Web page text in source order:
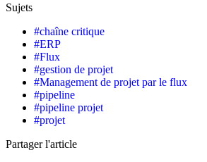
Sujets
#chaîne critique
#ERP
#Flux
#gestion de projet
#Management de projet par le flux
#pipeline
#pipeline projet
#projet
Partager l'article